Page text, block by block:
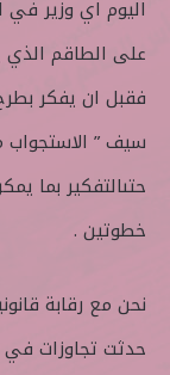
اليوم اي وزير في
على الطاقم الذي
فقبل ان يفكر
سيف ” الاستجواب
حتىالتفكير بما
خطوتين .
نحن مع رقابة
حدثت تجاوزات في